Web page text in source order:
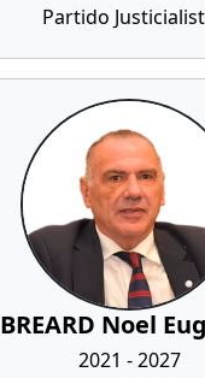
Partido
BREARD Noel
2021 - 2027